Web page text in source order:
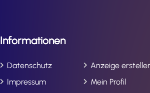
Informationen
Datenschutz
Impressum
Anzeige
Mein Profil